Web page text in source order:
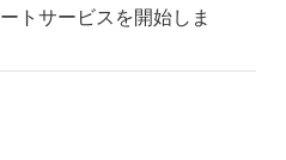
トサービスを開始しま